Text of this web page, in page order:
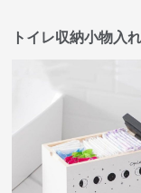
トイレ収納小物入